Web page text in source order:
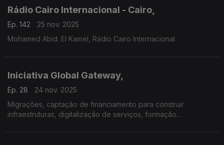
Rádio Cairo Internacional - Cairo,
Ep. 142
25 nov. 2025
Mohamed Abid. El Kamel, Rádio Cairo Internacional
Iniciativa Global Gateway,
Ep. 28
24 nov. 2025
Migrações, captação de financiamento para construir
infraestruturas, digitalização de serviços, formação